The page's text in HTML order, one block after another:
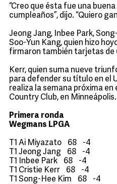
“Creo que ésta fue una
cumpleaños”, dijo. “Quiero
Jeong Jang, Inbee Park,
Soo-Yun Kang, quien hizo
firmaron también tarjetas de
Kerr, quien suma nueve
para defender su título en el
realiza la semana próxima
Country Club, en Minneápolis.
Primera ronda
Wegmans LPGA
T1 Ai Miyazato 68 -4
T1 Jeong Jang 68 -4
T1 Inbee Park 68 -4
T1 Cristie Kerr 68 -4
T1 Song-Hee Kim 68 -4